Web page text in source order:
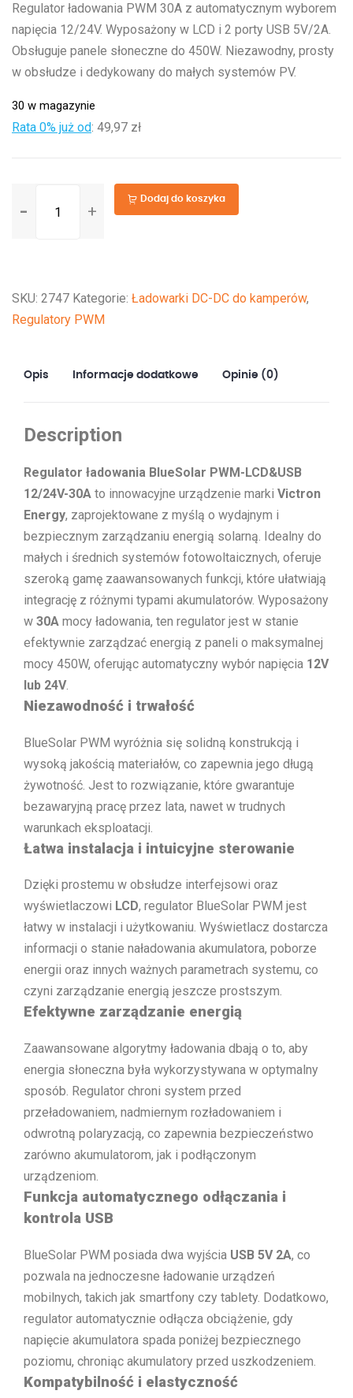
Regulator ładowania PWM 30A z automatycznym wyborem
napięcia 12/24V. Wyposażony w LCD i 2 porty USB 5V/2A.
Obsługuje panele słoneczne do 450W. Niezawodny, prosty
w obsłudze i dedykowany do małych systemów PV.
30 w magazynie
Rata 0% już od: 49,97 zł
BlueSolar
30A
Dodaj do koszyka
SKU: 2747 Kategorie: Ładowarki DC-DC do kamperów,
Regulatory PWM
Opis Informacje dodatkowe Opinie (0)
Description
Regulator ładowania BlueSolar PWM-LCD&USB
12/24V-30A to innowacyjne urządzenie marki Victron
Energy, zaprojektowane z myślą o wydajnym i
bezpiecznym zarządzaniu energią solarną. Idealny do
małych i średnich systemów fotowoltaicznych, oferuje
szeroką gamę zaawansowanych funkcji, które ułatwiają
integrację z różnymi typami akumulatorów. Wyposażony
w 30A mocy ładowania, ten regulator jest w stanie
efektywnie zarządzać energią z paneli o maksymalnej
mocy 450W, oferując automatyczny wybór napięcia 12V
lub 24V.
Niezawodność i trwałość
BlueSolar PWM wyróżnia się solidną konstrukcją i
wysoką jakością materiałów, co zapewnia jego długą
żywotność. Jest to rozwiązanie, które gwarantuje
bezawaryjną pracę przez lata, nawet w trudnych
warunkach eksploatacji.
Łatwa instalacja i intuicyjne sterowanie
Dzięki prostemu w obsłudze interfejsowi oraz
wyświetlaczowi LCD, regulator BlueSolar PWM jest
łatwy w instalacji i użytkowaniu. Wyświetlacz dostarcza
informacji o stanie naładowania akumulatora, poborze
energii oraz innych ważnych parametrach systemu, co
czyni zarządzanie energią jeszcze prostszym.
Efektywne zarządzanie energią
Zaawansowane algorytmy ładowania dbają o to, aby
energia słoneczna była wykorzystywana w optymalny
sposób. Regulator chroni system przed
przeładowaniem, nadmiernym rozładowaniem i
odwrotną polaryzacją, co zapewnia bezpieczeństwo
zarówno akumulatorom, jak i podłączonym
urządzeniom.
Funkcja automatycznego odłączania i
kontrola USB
BlueSolar PWM posiada dwa wyjścia USB 5V 2A, co
pozwala na jednoczesne ładowanie urządzeń
mobilnych, takich jak smartfony czy tablety. Dodatkowo,
regulator automatycznie odłącza obciążenie, gdy
napięcie akumulatora spada poniżej bezpiecznego
poziomu, chroniąc akumulatory przed uszkodzeniem.
Kompatybilność i elastyczność